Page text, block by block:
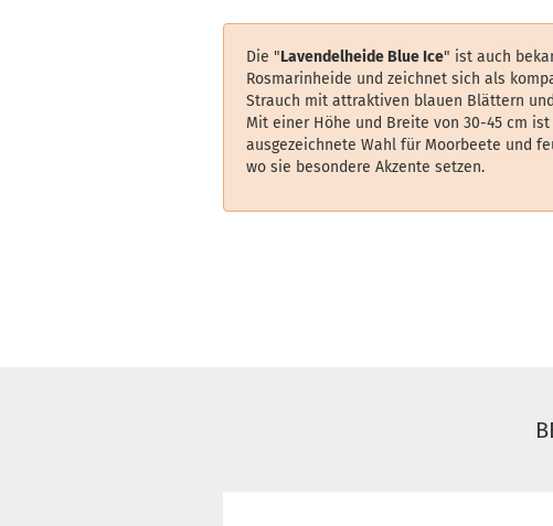
Die "Lavendelheide Blue Ice" ist auch
Rosmarinheide und zeichnet sich als
Strauch mit attraktiven blauen Blättern
Mit einer Höhe und Breite von 30-45 cm
ausgezeichnete Wahl für Moorbeete und
wo sie besondere Akzente setzen.